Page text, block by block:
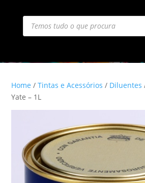
Products
search
Home /Tintas e Acessórios / Diluentes
Yate – 1L